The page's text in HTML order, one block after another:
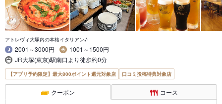
アトレヴィ大塚内の本格イタリアン♪
2001～3000円
1001～1500円
JR大塚(東京)駅南口より徒歩約0分
【アプリ予約限定】最大800ポイント還元対象店 口コミ投稿特典対象店
クーポン コース